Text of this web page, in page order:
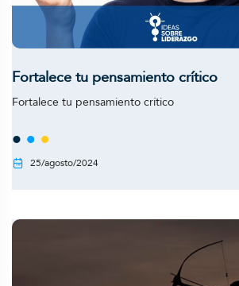
Fortalece tu pensamiento crítico
Fortalece tu pensamiento crítico
25/agosto/2024